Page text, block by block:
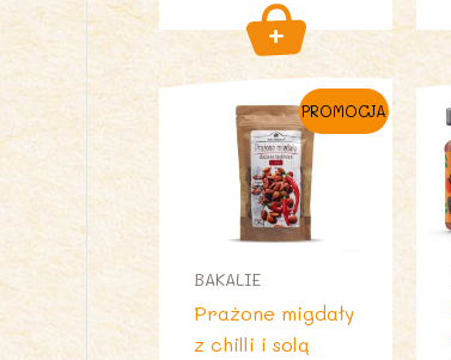
PROMOCJA
BAKALIE
Prażone migdały
z chilli i solą